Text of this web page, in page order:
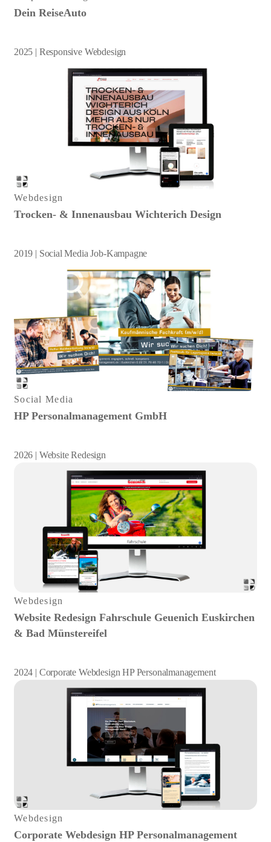
Dein ReiseAuto
2025 | Responsive Webdesign
Webdesign
Trocken- & Innenausbau Wichterich Design
2019 | Social Media Job-Kampagne
Social Media
HP Personalmanagement GmbH
2026 | Website Redesign
Webdesign
Website Redesign Fahrschule Geuenich Euskirchen
& Bad Münstereifel
2024 | Corporate Webdesign HP Personalmanagement
Webdesign
Corporate Webdesign HP Personalmanagement